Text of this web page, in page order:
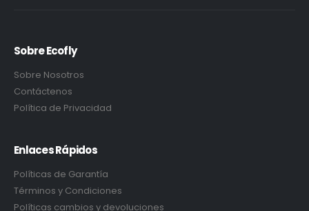
Sobre Ecofly
Sobre Nosotros
Contáctenos
Política de Privacidad
Enlaces Rápidos
Políticas de Garantía
Términos y Condiciones
Políticas cambios y devoluciones